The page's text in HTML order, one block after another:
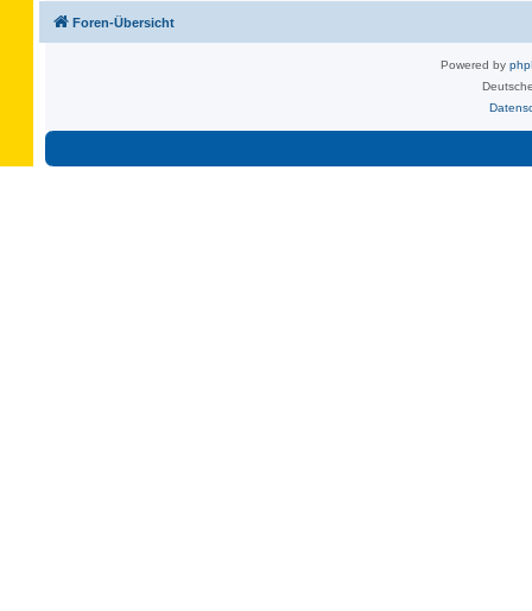
Foren-Übersicht
Powered by